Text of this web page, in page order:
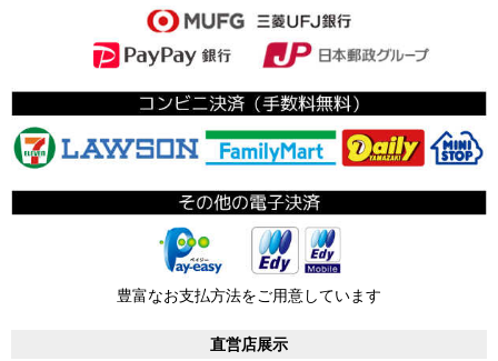
豊富なお支払方法をご用意しています
直営店展示